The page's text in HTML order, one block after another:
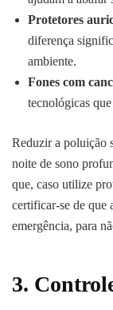
Protetores
diferença
ambiente.
Fones com
tecnológicas
Reduzir a poluição
noite de sono
que, caso utilize
certificar-se de que
emergência, para
3.